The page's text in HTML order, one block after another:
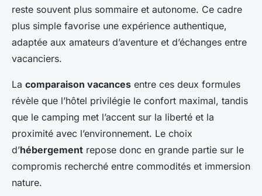
reste souvent plus sommaire et autonome. Ce cadre
plus simple favorise une expérience authentique,
adaptée aux amateurs d’aventure et d’échanges entre
vacanciers.
La comparaison vacances entre ces deux formules
révèle que l’hôtel privilégie le confort maximal, tandis
que le camping met l’accent sur la liberté et la
proximité avec l’environnement. Le choix
d’hébergement repose donc en grande partie sur le
compromis recherché entre commodités et immersion
nature.